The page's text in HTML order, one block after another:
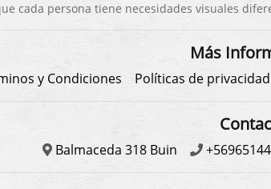
cada persona tiene necesidades visuales
Más
y Condiciones Políticas de privacidad
Balmaceda 318 Buin